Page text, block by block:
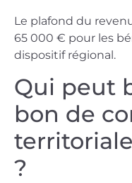
Le plafond du
65 000 € pour les
dispositif régional.
Qui peut
bon de
?